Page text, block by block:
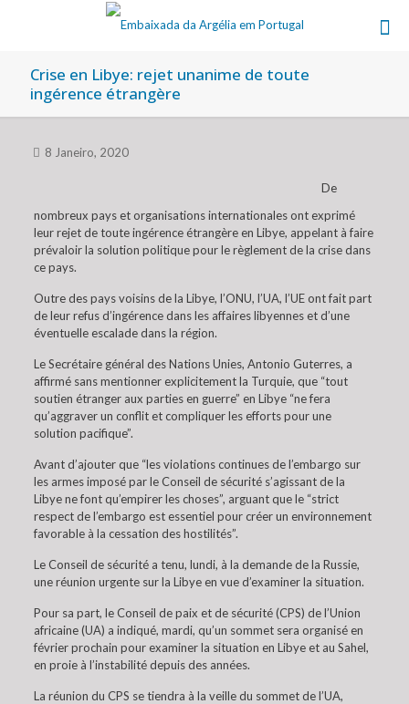
Crise en Libye: rejet unanime de toute
ingérence étrangère
8 Janeiro, 2020
De
nombreux pays et organisations internationales ont exprimé
leur rejet de toute ingérence étrangère en Libye, appelant à faire
prévaloir la solution politique pour le règlement de la crise dans
ce pays.
Outre des pays voisins de la Libye, l’ONU, l’UA, l’UE ont fait part
de leur refus d’ingérence dans les affaires libyennes et d’une
éventuelle escalade dans la région.
Le Secrétaire général des Nations Unies, Antonio Guterres, a
affirmé sans mentionner explicitement la Turquie, que “tout
soutien étranger aux parties en guerre” en Libye “ne fera
qu’aggraver un conflit et compliquer les efforts pour une
solution pacifique”.
Avant d’ajouter que “les violations continues de l’embargo sur
les armes imposé par le Conseil de sécurité s’agissant de la
Libye ne font qu’empirer les choses”, arguant que le “strict
respect de l’embargo est essentiel pour créer un environnement
favorable à la cessation des hostilités”.
Le Conseil de sécurité a tenu, lundi, à la demande de la Russie,
une réunion urgente sur la Libye en vue d’examiner la situation.
Pour sa part, le Conseil de paix et de sécurité (CPS) de l’Union
africaine (UA) a indiqué, mardi, qu’un sommet sera organisé en
février prochain pour examiner la situation en Libye et au Sahel,
en proie à l’instabilité depuis des années.
La réunion du CPS se tiendra à la veille du sommet de l’UA,